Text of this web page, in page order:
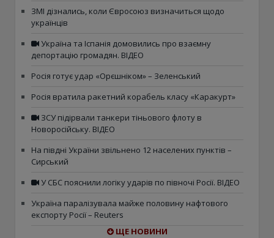
ЗМІ дізнались, коли Євросоюз визначиться щодо
українців
Україна та Іспанія домовились про взаємну
депортацію громадян. ВІДЕО
Росія готує удар «Орєшніком» – Зеленський
Росія вратила ракетний корабель класу «Каракурт»
ЗСУ підірвали танкери тіньового флоту в
Новоросійську. ВІДЕО
На півдні України звільнено 12 населених пунктів –
Сирський
У СБС пояснили логіку ударів по півночі Росії. ВІДЕО
Україна паралізувала майже половину нафтового
експорту Росії – Reuters
ЩЕ НОВИНИ